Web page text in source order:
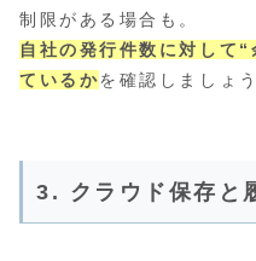
制限がある場合も。
自社の発行件数に対して
ているかを確認しましょう
3. クラウド保存と